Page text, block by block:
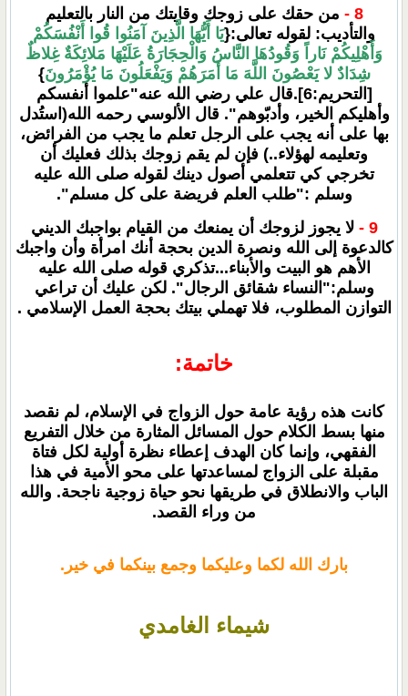
8 -
من حقك على زوجك وقايتك من النار بالتعليم
والتأديب: لقوله تعالى:{يَا أَيُّهَا الَّذِينَ آمَنُوا قُوا أَنْفُسَكُمْ
وَأَهْلِيكُمْ نَاراً وَقُودُهَا النَّاسُ وَالْحِجَارَةُ عَلَيْهَا مَلائِكَةٌ غِلاظٌ
شِدَادٌ لا يَعْصُونَ اللَّهَ مَا أَمَرَهُمْ وَيَفْعَلُونَ مَا يُؤْمَرُونَ}
[التحريم:6].قال علي رضي الله عنه"علموا أنفسكم
وأهليكم الخير، وأدبّوهم". قال الألوسي رحمه الله(استُدل
بها على أنه يجب على الرجل تعلم ما يجب من الفرائض،
وتعليمه لهؤلاء..) فإن لم يقم زوجك بذلك فعليك أن
تخرجي كي تتعلمي أصول دينك لقوله صلى الله عليه
وسلم :"طلب العلم فريضة على كل مسلم".
9 -
لا يجوز لزوجك أن يمنعك من القيام بواجبك الديني
كالدعوة إلى الله ونصرة الدين بحجة أنك امرأة وأن واجبك
الأهم هو البيت والأبناء...تذكري قوله صلى الله عليه
وسلم:"النساء شقائق الرجال". لكن عليك أن تراعي
التوازن المطلوب، فلا تهملي بيتك بحجة العمل الإسلامي .
خاتمة:
كانت هذه رؤية عامة حول الزواج في الإسلام، لم نقصد
منها بسط الكلام حول المسائل المثارة من خلال التفريع
الفقهي، وإنما كان الهدف إعطاء نظرة أولية لكل فتاة
مقبلة على الزواج لمساعدتها على محو الأمية في هذا
الباب والانطلاق في طريقها نحو حياة زوجية ناجحة. والله
من وراء القصد.
بارك الله لكما وعليكما وجمع بينكما في خير.
شيماء الغامدي